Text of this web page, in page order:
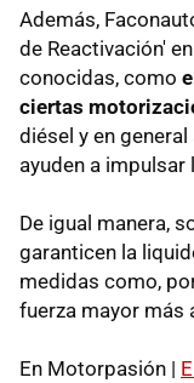
Además,
de Reactivación'
conocidas, como
ciertas
diésel y en
ayuden a impulsar
De igual manera,
garanticen la
medidas como,
fuerza mayor más
En Motorpasión |